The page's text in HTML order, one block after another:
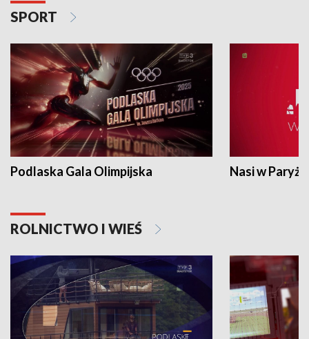
SPORT
Podlaska Gala Olimpijska Nasi w Paryżu
ROLNICTWO I WIEŚ